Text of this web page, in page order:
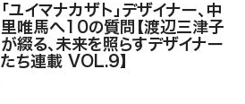
「ユイマナカザト」デザイナー、中
里唯馬へ10の質問【渡辺三津子
が綴る、未来を照らすデザイナー
たち連載 VOL.9】